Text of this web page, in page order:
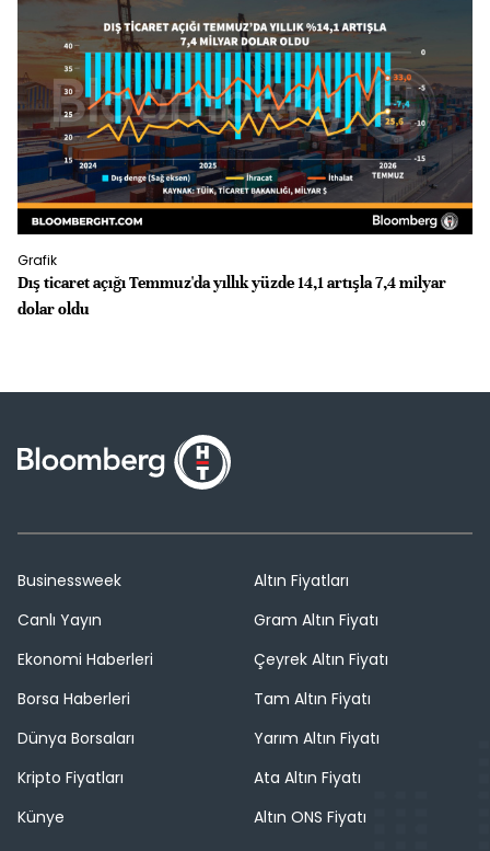
Grafik
Dış ticaret açığı Temmuz'da yıllık yüzde 14,1 artışla 7,4 milyar
dolar oldu
Businessweek
Canlı Yayın
Ekonomi Haberleri
Borsa Haberleri
Dünya Borsaları
Kripto Fiyatları
Künye
Altın Fiyatları
Gram Altın Fiyatı
Çeyrek Altın Fiyatı
Tam Altın Fiyatı
Yarım Altın Fiyatı
Ata Altın Fiyatı
Altın ONS Fiyatı